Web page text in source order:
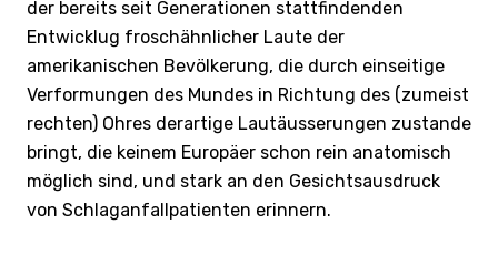
der bereits seit Generationen stattfindenden
Entwicklug froschähnlicher Laute der
amerikanischen Bevölkerung, die durch einseitige
Verformungen des Mundes in Richtung des (zumeist
rechten) Ohres derartige Lautäusserungen zustande
bringt, die keinem Europäer schon rein anatomisch
möglich sind, und stark an den Gesichtsausdruck
von Schlaganfallpatienten erinnern.